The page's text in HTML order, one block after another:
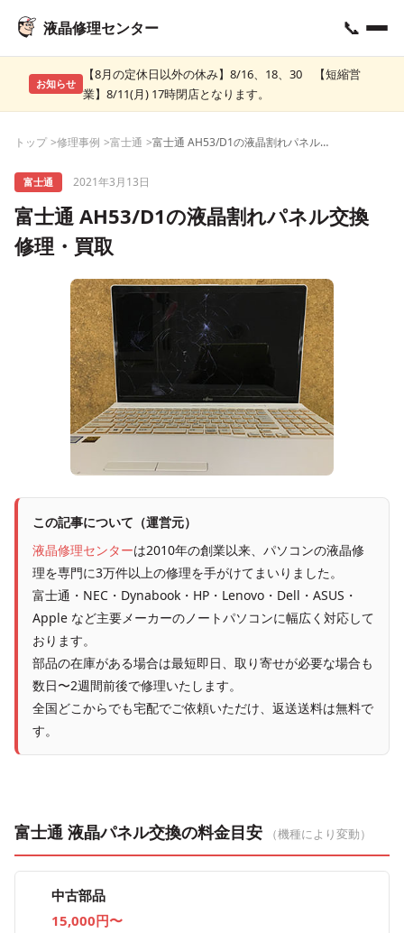
液晶修理センター 📞
お知らせ
【8月の定休日以外の休み】8/16、18、30 【短縮営
業】8/11(月) 17時閉店となります。
トップ 修理事例 富士通 富士通 AH53/D1の液晶割れパネル交換 修理・買取
富士通 2021年3月13日
富士通 AH53/D1の液晶割れパネル交換
修理・買取
この記事について（運営元）
液晶修理センターは2010年の創業以来、パソコンの液晶修
理を専門に3万件以上の修理を手がけてまいりました。
富士通・NEC・Dynabook・HP・Lenovo・Dell・ASUS・
Apple など主要メーカーのノートパソコンに幅広く対応して
おります。
部品の在庫がある場合は最短即日、取り寄せが必要な場合も
数日〜2週間前後で修理いたします。
全国どこからでも宅配でご依頼いただけ、返送送料は無料で
す。
富士通 液晶パネル交換の料金目安 （機種により変動）
中古部品
15,000円〜